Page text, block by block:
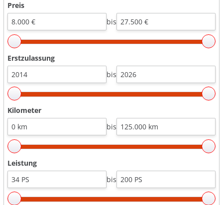
Preis
bis
Erstzulassung
bis
Kilometer
bis
Leistung
bis